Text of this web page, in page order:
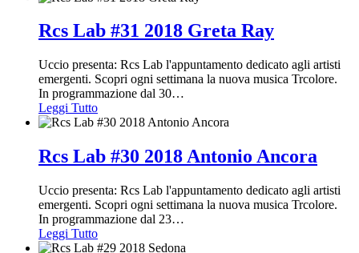
Rcs Lab #31 2018 Greta Ray
Uccio presenta: Rcs Lab l'appuntamento dedicato agli artisti
emergenti. Scopri ogni settimana la nuova musica Trcolore.
In programmazione dal 30…
Leggi Tutto
Rcs Lab #30 2018 Antonio Ancora
Uccio presenta: Rcs Lab l'appuntamento dedicato agli artisti
emergenti. Scopri ogni settimana la nuova musica Trcolore.
In programmazione dal 23…
Leggi Tutto